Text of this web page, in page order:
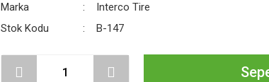
Marka
Interco Tire
Stok Kodu
B-147